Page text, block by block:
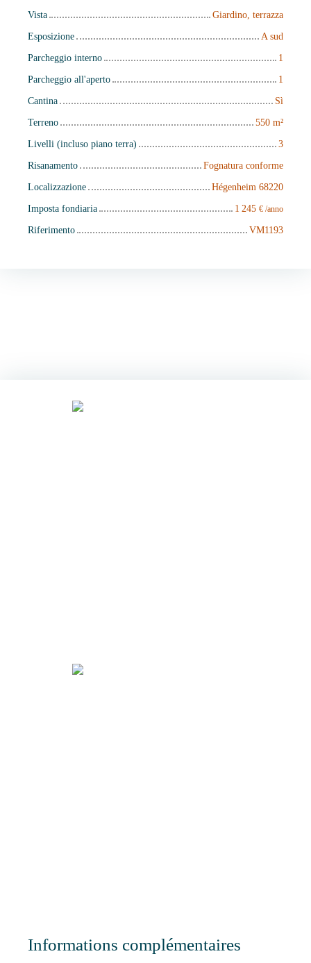
Vista
Giardino, terrazza
Esposizione
A sud
Parcheggio interno
1
Parcheggio all'aperto
1
Cantina
Sì
Terreno
550 m²
Livelli (incluso piano terra)
3
Risanamento
Fognatura conforme
Localizzazione
Hégenheim 68220
Imposta fondiaria
1 245 € /anno
Riferimento VM1193
Informations complémentaires